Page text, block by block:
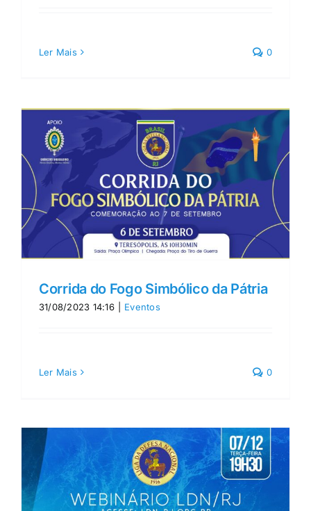
Ler Mais 0
Corrida do Fogo Simbólico da Pátria
31/08/2023 14:16 Eventos
Ler Mais 0